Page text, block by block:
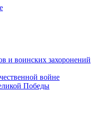
и воинских захоронений
войне
Победы